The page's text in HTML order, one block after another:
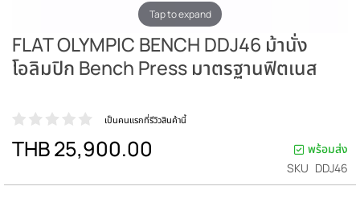
Tap to expand
FLAT OLYMPIC BENCH DDJ46 ม้านั่ง
โอลิมปิก Bench Press มาตรฐานฟิตเนส
เป็นคนแรกที่รีวิวสินค้านี้
THB 25,900.00
พร้อมส่ง
SKU DDJ46